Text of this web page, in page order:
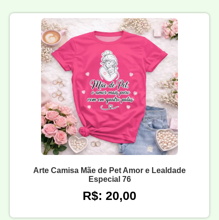
Arte Camisa Mãe de Pet Amor e Lealdade
Especial 76
R$: 20,00